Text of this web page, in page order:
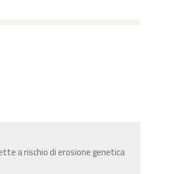
a rischio di erosione genetica